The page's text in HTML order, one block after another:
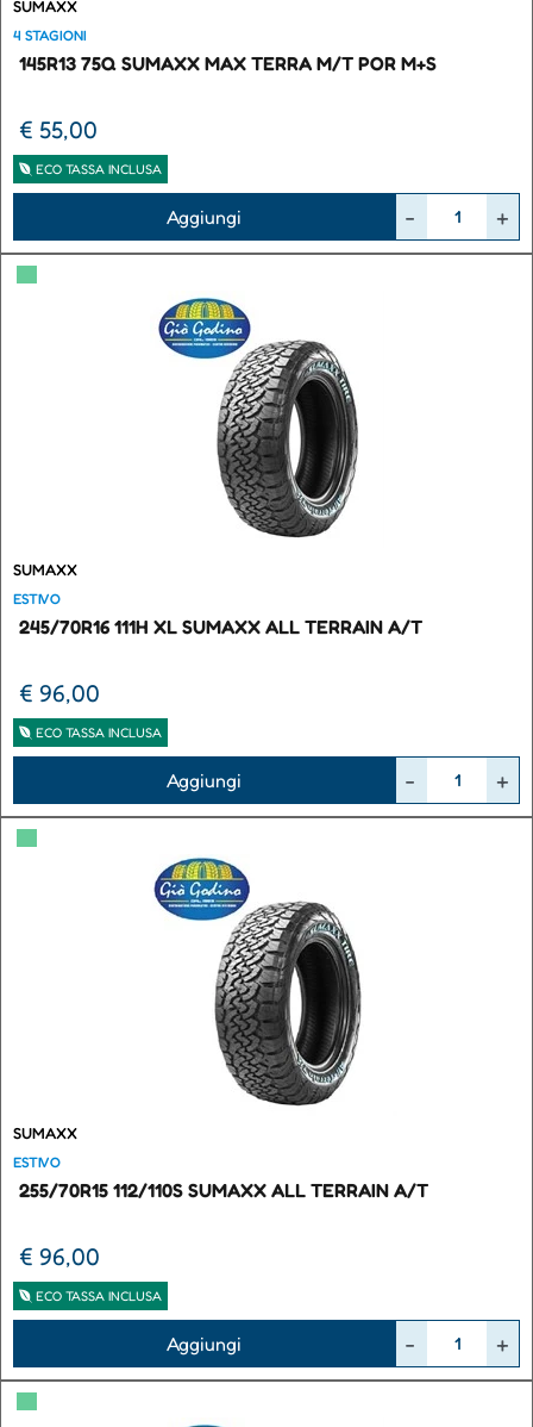
SUMAXX
4 STAGIONI
145R13 75Q SUMAXX MAX TERRA M/T POR M+S
€ 55,00
ECO TASSA INCLUSA
Aggiungi
▀
SUMAXX
ESTIVO
245/70R16 111H XL SUMAXX ALL TERRAIN A/T
€ 96,00
ECO TASSA INCLUSA
Aggiungi
▀
SUMAXX
ESTIVO
255/70R15 112/110S SUMAXX ALL TERRAIN A/T
€ 96,00
ECO TASSA INCLUSA
Aggiungi
▀